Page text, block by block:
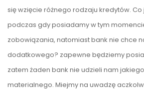
się wzięcie różnego rodzaju kredytów. Co
podczas gdy posiadamy w tym
zobowiązania, natomiast bank nie chce
dodatkowego? zapewne będziemy
zatem żaden bank nie udzieli nam
materialnego. Miejmy na uwadzę